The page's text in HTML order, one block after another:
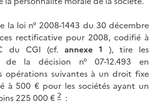
la loi n° 2008-1443 du 30 décembre
rectificative pour 2008, codifié à
du CGI (cf.annexe 1 ), tire les
de la décision n° 07-12.493 en
opérations suivantes à un droit fixe
à 500 € pour les sociétés ayant un
225 000 € 2 :